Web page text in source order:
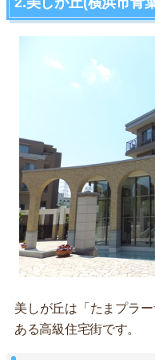
美しが丘は「たまプラ
ある高級住宅街です。